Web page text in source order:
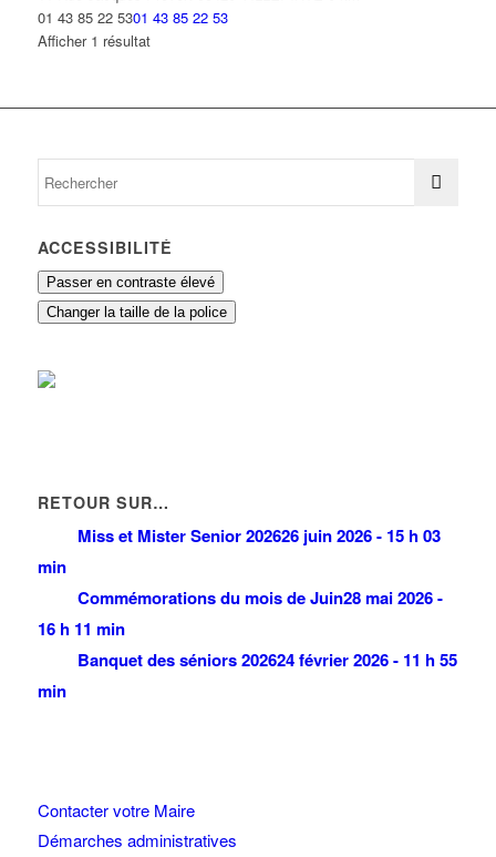
01 43 85 22 5301 43 85 22 53
Afficher 1 résultat
ACCESSIBILITÉ
Passer en contraste élevé
Changer la taille de la police
RETOUR SUR…
Miss et Mister Senior 202626 juin 2026 - 15 h 03
min
Commémorations du mois de Juin28 mai 2026 -
16 h 11 min
Banquet des séniors 202624 février 2026 - 11 h 55
min
Contacter votre Maire
Démarches administratives